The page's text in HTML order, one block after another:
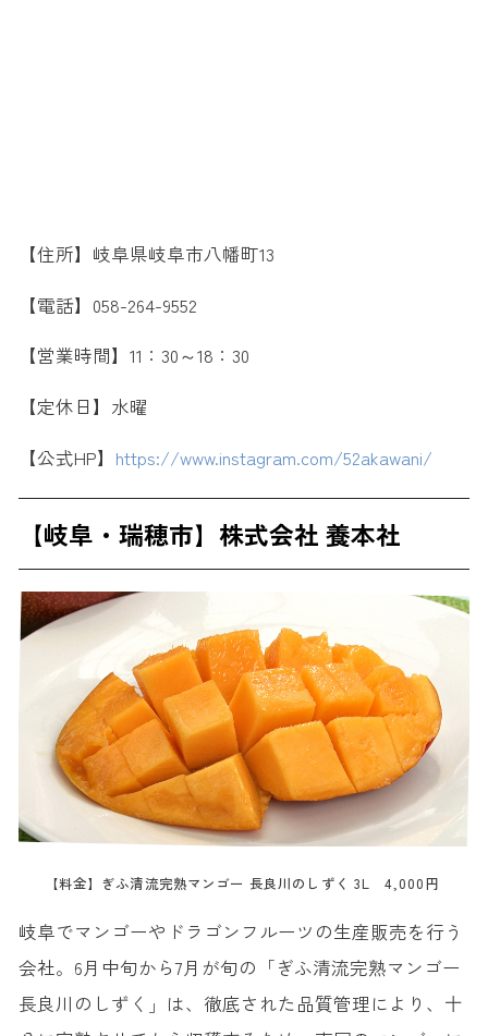
【住所】岐阜県岐阜市八幡町13
【電話】058-264-9552
【営業時間】11：30～18：30
【定休日】水曜
【公式HP】 https://www.instagram.com/52akawani/
【岐阜・瑞穂市】株式会社 養本社
【料金】ぎふ清流完熟マンゴー 長良川のしずく 3L 4,000円
岐阜でマンゴーやドラゴンフルーツの生産販売を行う
会社。6月中旬から7月が旬の「ぎふ清流完熟マンゴー
長良川のしずく」は、徹底された品質管理により、十